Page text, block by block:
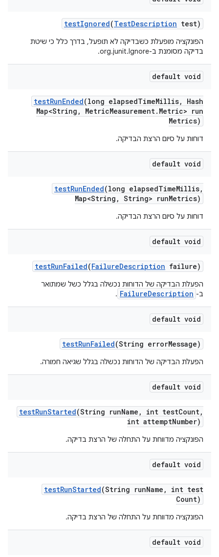
testIgnored(TestDescription test)
הפונקציה מופעלת כשבדיקה לא תופעל, בדרך כלל כי שיטת
בדיקה מסומנת ב-org.junit.Ignore.
default void
testRunEnded(long elapsedTimeMillis,
Hash
Map<String , MetricMeasurement. Metric> run
Metrics)
דוחות על סיום הרצת הבדיקה.
default void
testRunEnded(long elapsedTimeMillis,
Map<String , String> runMetrics)
דוחות על סיום הרצת הבדיקה.
default void
testRunFailed(FailureDescription failure)
הפעלת הבדיקה של הדוחות נכשלה בגלל כשל שמתואר
ב- FailureDescription
.
default void
testRunFailed(String errorMessage)
הפעלת הבדיקה של הדוחות נכשלה בגלל שגיאה חמורה.
default void
testRunStarted(String runName , int testCount,
int attemptNumber)
הפונקציה מדווחת על התחלה של הרצת בדיקה.
default void
testRunStarted(String runName ,
int test
Count)
הפונקציה מדווחת על התחלה של הרצת בדיקה.
default void